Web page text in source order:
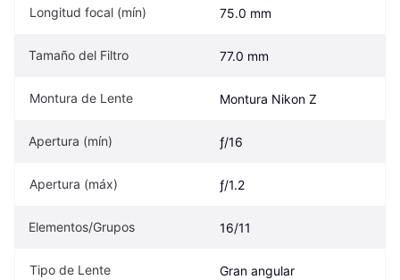
Longitud focal (mín) 75.0 mm
Tamaño del Filtro 77.0 mm
Montura de Lente Montura Nikon Z
Apertura (mín) ƒ/16
Apertura (máx) ƒ/1.2
Elementos/Grupos 16/11
Tipo de Lente Gran angular